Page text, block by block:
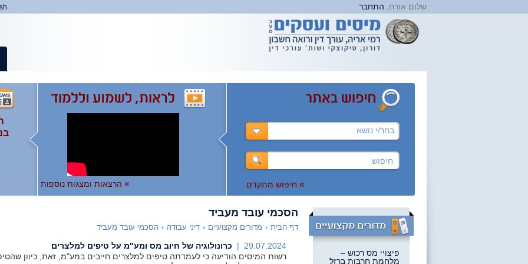
שלום אורח, התחבר
בחר/י נושא
» חיפוש מתקדם » הרצאות ומצגות נוספות
פיצויי מס רכוש –
מלחמת חרבות ברזל
הסכמי עובד מעביד
דף הבית › מדורים מקצועיים › דיני עבודה › הסכמי עובד מעביד
29.07.2024 |
כרונולוגיה של חיוב מס ומע"מ על טיפים למלצרים
רשות המיסים הודיעה כי לעמדתה טיפים למלצרים חייבים במע"מ, זאת, כיוון